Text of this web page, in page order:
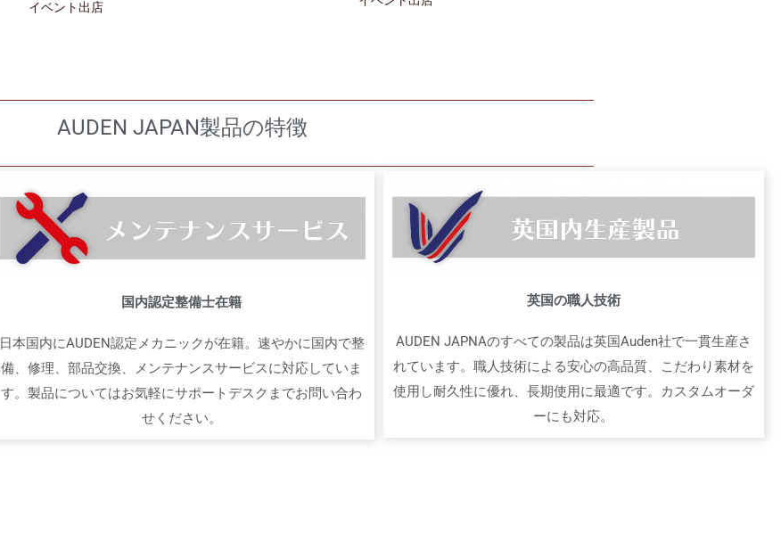
イベント出店
AUDEN JAPAN製品の特徴
国内認定整備士在籍
日本国内にAUDEN認定メカニックが在籍。速やかに国内で整
備、修理、部品交換、メンテナンスサービスに対応していま
す。製品についてはお気軽にサポートデスクまでお問い合わ
せください。
英国の職人技術
AUDEN JAPNAのすべての製品は英国Auden社で一貫生産さ
れています。職人技術による安心の高品質、こだわり素材を
使用し耐久性に優れ、長期使用に最適です。カスタムオーダ
ーにも対応。